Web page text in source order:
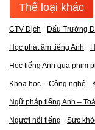
Thể loại khác
CTV Dịch Đấu Trường
Học phát âm tiếng Anh
Học tiếng Anh qua phim
Khoa học – Công nghệ
Ngữ pháp tiếng Anh –
Người nổi tiếng Sức